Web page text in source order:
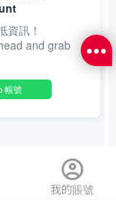
我的賬號
資訊！
and grab
帳號